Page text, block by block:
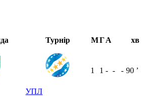
Турнір МГА хв
УПЛ
1 1 - - - 90 ʼ